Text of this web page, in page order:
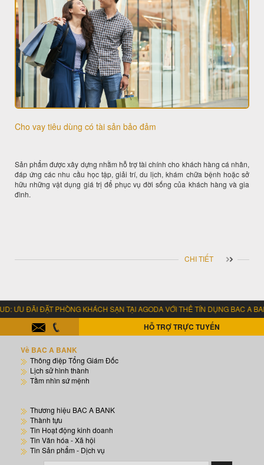
Cho vay tiêu dùng có tài sản bảo đảm
Sản phẩm được xây dựng nhằm hỗ trợ tài chính cho khách hàng cá nhân,
đáp ứng các nhu cầu học tập, giải trí, du lịch, khám chữa bệnh hoặc sở
hữu những vật dụng giá trị để phục vụ đời sống của khách hàng và gia
đình.
CHI TIẾT
SẠN TẠI AGODA VỚI THẺ TÍN DỤNG BAC A BANK
HỖ TRỢ TRỰC TUYẾN
Về BAC A BANK
Thông điệp Tổng Giám Đốc
Lịch sử hình thành
Tầm nhìn sứ mệnh
Thương hiệu BAC A BANK
Thành tựu
Tin Hoạt động kinh doanh
Tin Văn hóa - Xã hội
Tin Sản phẩm - Dịch vụ